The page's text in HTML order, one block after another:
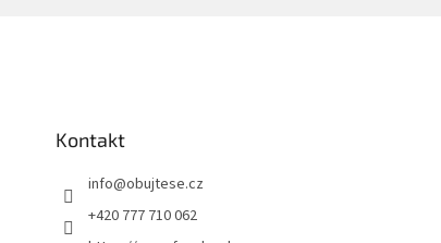
Kontakt
info@obujtese.cz
+420 777 710 062